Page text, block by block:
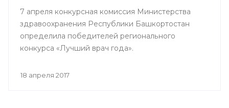
7 апреля конкурсная комиссия Министерства
здравоохранения Республики Башкортостан
определила победителей регионального
конкурса «Лучший врач года».
18 апреля 2017